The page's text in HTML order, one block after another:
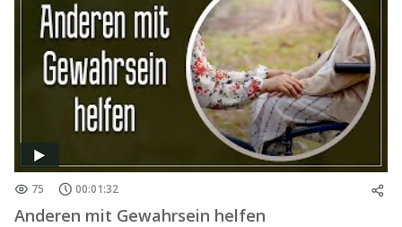
75 00:01:32
Anderen mit Gewahrsein helfen